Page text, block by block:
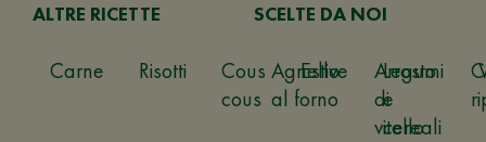
ALTRE RICETTE
Carne Risotti
Cous
cous
Estive
Legumi
e
cereali
SCELTE DA NOI
Agnello
al forno
Arrosto
di
vitello